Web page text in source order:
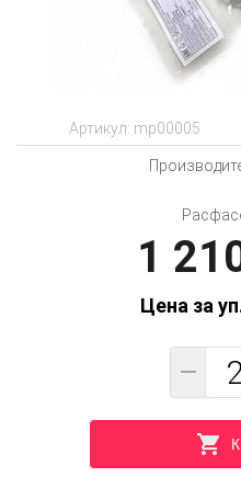
Артикул: mp00005
1
Цена за
−